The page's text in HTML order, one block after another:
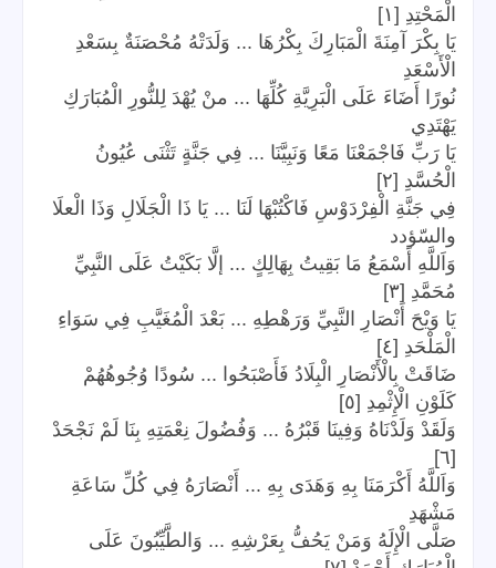
الْمَحْتِدِ [١]
يَا بِكْرَ آمِنَةَ الْمَبَارِكَ بِكْرُهَا ... وَلَدَتْهُ مُحْصَنَةٌ بِسَعْدِ
الْأَسْعَدِ
نُورًا أَضَاءَ عَلَى الْبَرِيَّةِ كُلِّهَا ... منْ يُهْدَ لِلنُّورِ الْمُبَارَكِ
يَهْتَدِي
يَا رَبِّ فَاجْمَعْنَا مَعًا وَنَبِيَّنَا ... فِي جَنَّةٍ تَثْنَى عُيُونُ
الْحُسَّدِ [٢]
فِي جَنَّةِ الْفِرْدَوْسِ فَاكْتُبْهَا لَنَا ... يَا ذَا الْجَلَالِ وَذَا الْعلَا
والسّؤدد
وَاَللَّهِ أَسْمَعُ مَا بَقِيتُ بِهَالِكٍ ... إلَّا بَكَيْتُ عَلَى النَّبِيِّ
مُحَمَّدِ [٣]
يَا وَيْحَ أَنْصَارِ النَّبِيِّ وَرَهْطِهِ ... بَعْدَ الْمُغَيَّبِ فِي سَوَاءِ
الْمَلْحَدِ [٤]
ضَاقَتْ بِالْأَنْصَارِ الْبِلَادُ فَأَصْبَحُوا ... سُودًا وُجُوهُهُمْ
كَلَوْنِ الْإِثْمِدِ [٥]
وَلَقَدْ وَلَدْنَاهُ وَفِينَا قَبْرُهُ ... وَفُضُولَ نِعْمَتِهِ بِنَا لَمْ نَجْحَدْ
[٦]
وَاَللَّهُ أَكْرَمَنَا بِهِ وَهَدَى بِهِ ... أَنْصَارَهُ فِي كُلِّ سَاعَةِ
مَشْهَدِ
صَلَّى الْإِلَهُ وَمَنْ يَحُفُّ بِعَرْشِهِ ... وَالطَّيِّبُونَ عَلَى